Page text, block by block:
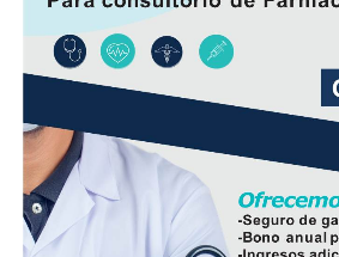
Elementos de la Policía Municipal
el área del accidente para preservar
tanto personal de Tránsito
primeras diligencias para
hecho.